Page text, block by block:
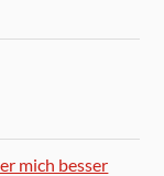
mich besser